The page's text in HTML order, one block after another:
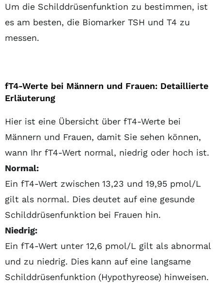
Um die Schilddrüsenfunktion zu bestimmen, ist
es am besten, die Biomarker TSH und T4 zu
messen.
fT4-Werte bei Männern und Frauen: Detaillierte
Erläuterung
Hier ist eine Übersicht über fT4-Werte bei
Männern und Frauen, damit Sie sehen können,
wann Ihr fT4-Wert normal, niedrig oder hoch ist.
Normal:
Ein fT4-Wert zwischen 13,23 und 19,95 pmol/L
gilt als normal. Dies deutet auf eine gesunde
Schilddrüsenfunktion bei Frauen hin.
Niedrig:
Ein fT4-Wert unter 12,6 pmol/L gilt als abnormal
und zu niedrig. Dies kann auf eine langsame
Schilddrüsenfunktion (Hypothyreose) hinweisen.